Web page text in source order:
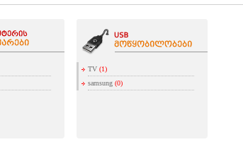
TV (1)
samsung (0)